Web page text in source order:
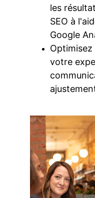
les
SEO à
Google
votre